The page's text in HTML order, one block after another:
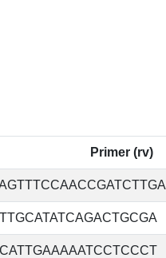
Primer (rv)